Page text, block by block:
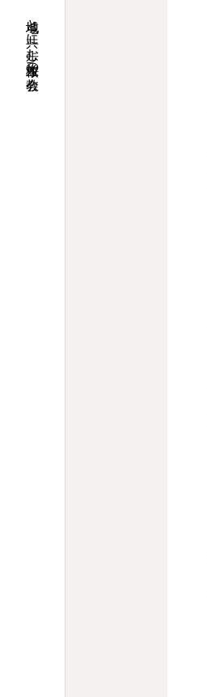
地域と共に歩む桜並木の教会